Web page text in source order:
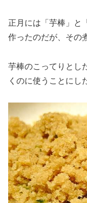
正月には「芋棒」と
作ったのだが、その
芋棒のこってりとし
くのに使うことにし